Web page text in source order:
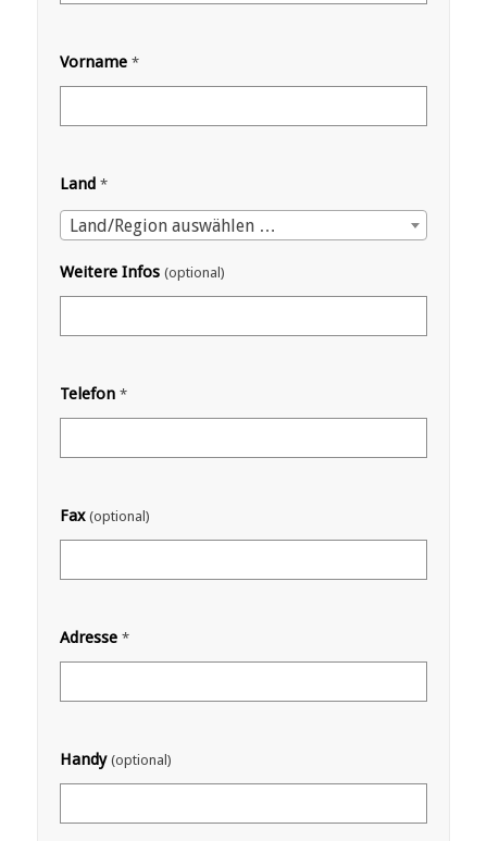
Vorname *
Land *
Land/Region auswählen …
Weitere Infos (optional)
Telefon *
Fax (optional)
Adresse *
Handy (optional)